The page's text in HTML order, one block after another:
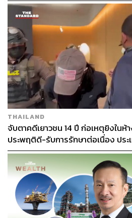
THAILAND
จับตาคดีเยาวชน 14 ปี ก่อเหตุยิงใน
ประพฤติดี-รับการรักษาต่อเนื่อง ปร